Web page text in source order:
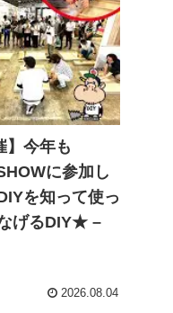
】今年も
に参加し
を知って使っ
げるDIY★ –
2026.08.04